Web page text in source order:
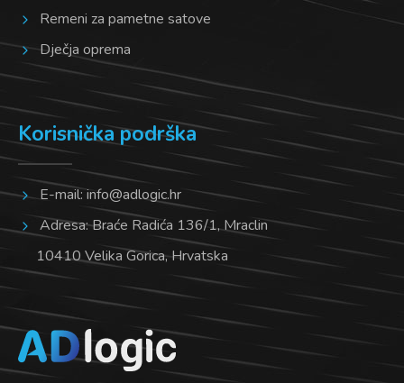
Remeni za pametne satove
Dječja oprema
Korisnička podrška
E-mail:info@adlogic.hr
Adresa: Braće Radića 136/1, Mraclin
10410 Velika Gorica, Hrvatska